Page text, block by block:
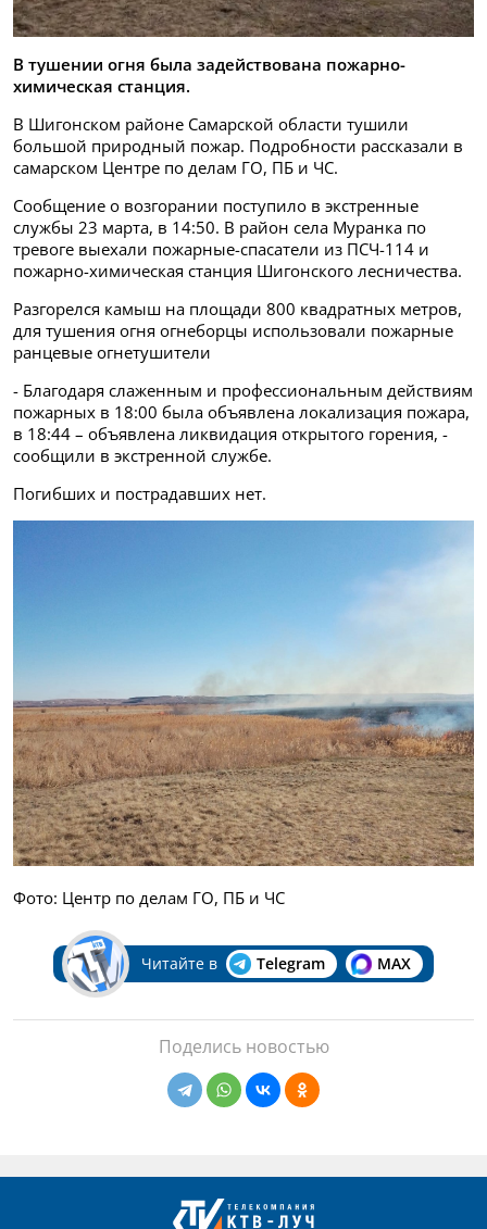
В тушении огня была задействована пожарно-
химическая станция.
В Шигонском районе Самарской области тушили
большой природный пожар. Подробности рассказали в
самарском Центре по делам ГО, ПБ и ЧС.
Сообщение о возгорании поступило в экстренные
службы 23 марта, в 14:50. В район села Муранка по
тревоге выехали пожарные-спасатели из ПСЧ-114 и
пожарно-химическая станция Шигонского лесничества.
Разгорелся камыш на площади 800 квадратных метров,
для тушения огня огнеборцы использовали пожарные
ранцевые огнетушители
- Благодаря слаженным и профессиональным действиям
пожарных в 18:00 была объявлена локализация пожара,
в 18:44 – объявлена ликвидация открытого горения, -
сообщили в экстренной службе.
Погибших и пострадавших нет.
Фото: Центр по делам ГО, ПБ и ЧС
Читайте в Telegram MAX
Поделись новостью